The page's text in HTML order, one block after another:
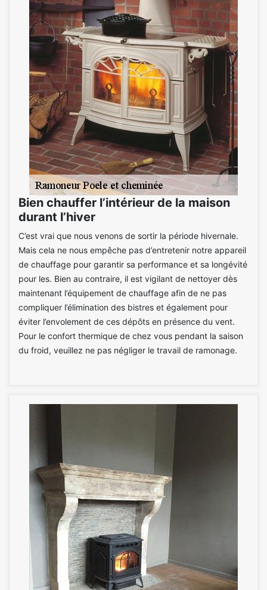
Bien chauffer l’intérieur de la maison
durant l’hiver
C’est vrai que nous venons de sortir la période hivernale.
Mais cela ne nous empêche pas d’entretenir notre appareil
de chauffage pour garantir sa performance et sa longévité
pour les. Bien au contraire, il est vigilant de nettoyer dès
maintenant l’équipement de chauffage afin de ne pas
compliquer l’élimination des bistres et également pour
éviter l’envolement de ces dépôts en présence du vent.
Pour le confort thermique de chez vous pendant la saison
du froid, veuillez ne pas négliger le travail de ramonage.